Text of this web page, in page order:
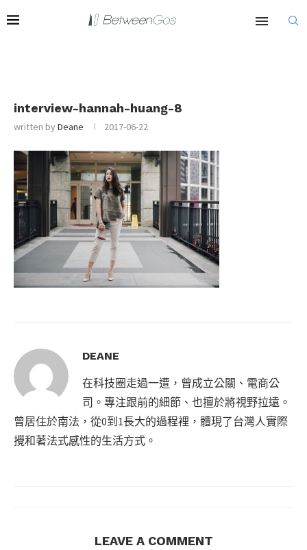
interview-hannah-huang-8
written byDeane 2017-06-22
DEANE
在科技圈走過一遭，曾成立公關、電商公
司。專注跟前的細節、也擅於將視野拉遠。
曾居住於南法，從0到1長大的過程裡，體現了台灣人實際
攪和著法式感性的生活方式。
LEAVE A COMMENT